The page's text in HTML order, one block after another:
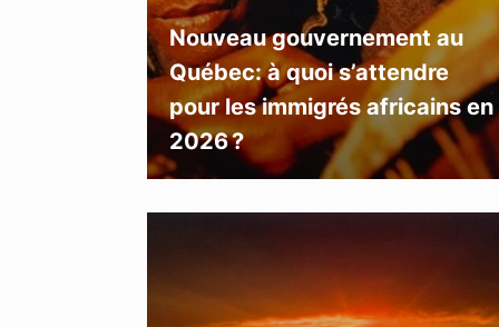
Nouveau gouvernement au
Québec: à quoi s’attendre
pour les immigrés africains en
2026 ?